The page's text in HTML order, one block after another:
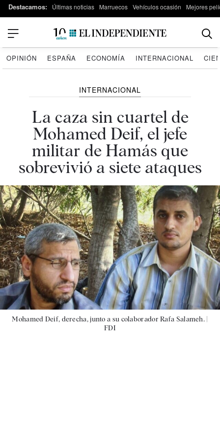
Destacamos: Últimas noticias Marruecos Vehículos ocasión Mejores
OPINIÓN ESPAÑA ECONOMÍA INTERNACIONAL
INTERNACIONAL
La caza sin cuartel de
Mohamed Deif, el jefe
militar de Hamás que
sobrevivió a siete ataques
Mohamed Deif, derecha, junto a su colaborador Rafa Salameh. |
FDI